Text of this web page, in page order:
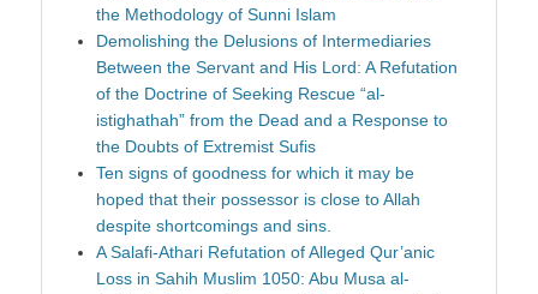
the Methodology of Sunni Islam
Demolishing the Delusions of Intermediaries
Between the Servant and His Lord: A Refutation
of the Doctrine of Seeking Rescue “al-
istighathah” from the Dead and a Response to
the Doubts of Extremist Sufis
Ten signs of goodness for which it may be
hoped that their possessor is close to Allah
despite shortcomings and sins.
A Salafi-Athari Refutation of Alleged Qur’anic
Loss in Sahih Muslim 1050: Abu Musa al-